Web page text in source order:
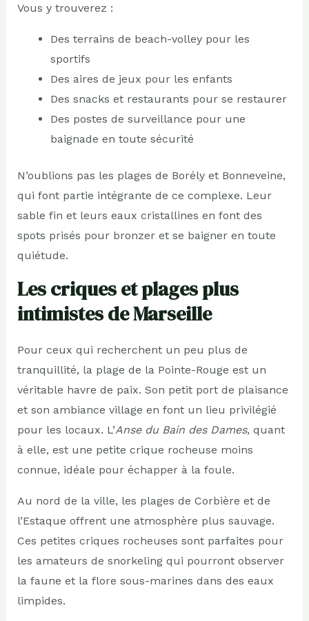
Vous y trouverez :
Des terrains de beach-volley pour les
sportifs
Des aires de jeux pour les enfants
Des snacks et restaurants pour se restaurer
Des postes de surveillance pour une
baignade en toute sécurité
N’oublions pas les plages de Borély et Bonneveine,
qui font partie intégrante de ce complexe. Leur
sable fin et leurs eaux cristallines en font des
spots prisés pour bronzer et se baigner en toute
quiétude.
Les criques et plages plus
intimistes de Marseille
Pour ceux qui recherchent un peu plus de
tranquillité, la plage de la Pointe-Rouge est un
véritable havre de paix. Son petit port de plaisance
et son ambiance village en font un lieu privilégié
pour les locaux. L’Anse du Bain des Dames, quant
à elle, est une petite crique rocheuse moins
connue, idéale pour échapper à la foule.
Au nord de la ville, les plages de Corbière et de
l’Estaque offrent une atmosphère plus sauvage.
Ces petites criques rocheuses sont parfaites pour
les amateurs de snorkeling qui pourront observer
la faune et la flore sous-marines dans des eaux
limpides.